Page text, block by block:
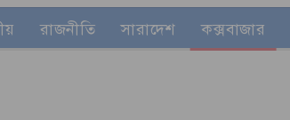
রাজনীতি সারাদেশ কক্সবাজার